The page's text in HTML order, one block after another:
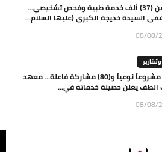
أكثر من (37) ألف خدمة طبية وفحص تشخيصي…
السيدة خديجة الكبرى (عليها السلام...
08/08/
بـ(18) مشروعاً نوعياً و(80) مشاركة فاعلة… معهد
الطف يعلن حصيلة خدماته في...
08/08/